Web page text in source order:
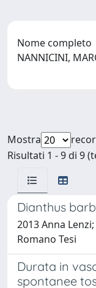
Nome completo
NANNICINI,
Mostra
Risultati 1 - 9 di 9
Dianthus
2013 Anna
Romano Tesi
Durata in
spontanee